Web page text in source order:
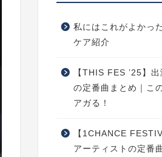
私にはこれがよかっ
ケア紹介
【THIS FES ’25】
の定番曲まとめ｜こ
アガる！
【1CHANCE
アーティストの定番